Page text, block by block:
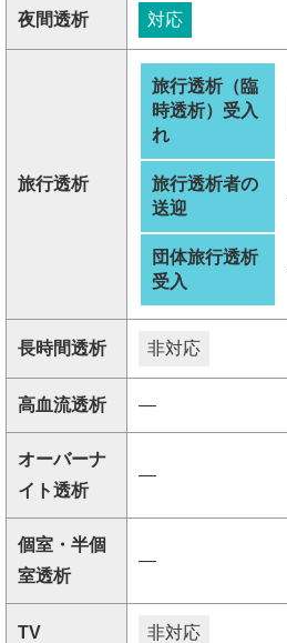
夜間透析 対応
旅行透析
旅行透析（臨
時透析）受入
れ
旅行透析者の
送迎
団体旅行透析
受入
長時間透析 非対応
高血流透析 ―
オーバーナ
イト透析
―
個室・半個
室透析
―
TV 非対応